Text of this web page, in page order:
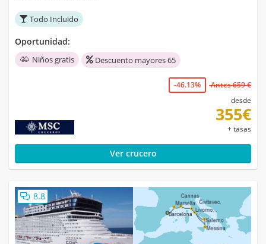
Todo Incluido
Oportunidad:
Niños gratis Descuento mayores 65
-46.13%
Antes 659 €
desde
355€
+ tasas
Ver crucero
8.8